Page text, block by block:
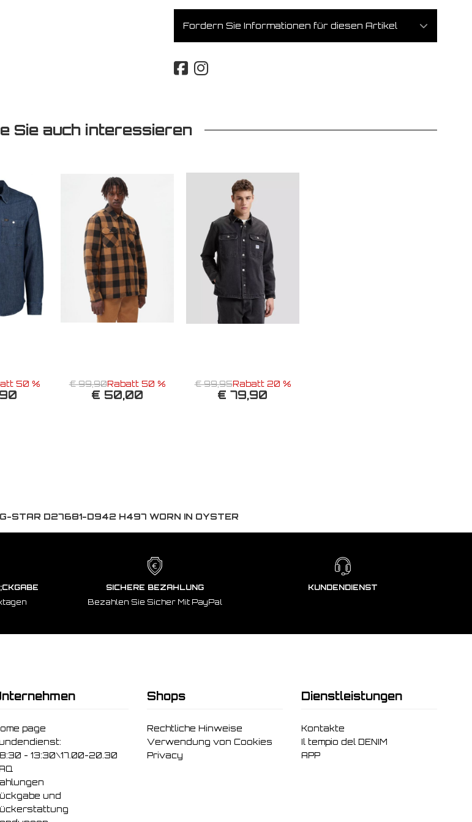
Fordern Sie Informationen für diesen Artikel
Sie auch interessieren
50 % € 99,90Rabatt 50 %
€ 50,00
€ 99,95Rabatt 20 %
€ 79,90
G-STAR D27681-D942 H497 WORN IN OYSTER
SICHERE BEZAHLUNG
Bezahlen Sie Sicher Mit PayPal
KUNDENDIENST
page
- 13:30\17.00-20.30
und
Shops
Rechtliche Hinweise
Verwendung von Cookies
Privacy
Dienstleistungen
Kontakte
Il tempio del DENIM
APP